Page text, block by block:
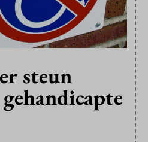
steun